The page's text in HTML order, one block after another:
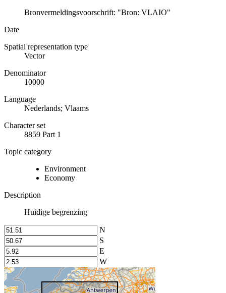
Bronvermeldingsvoorschrift: "Bron: VLAIO"
Date
Spatial representation type
Vector
Denominator
10000
Language
Nederlands; Vlaams
Character set
8859 Part 1
Topic category
Environment
Economy
Description
Huidige begrenzing
N
S
E
W